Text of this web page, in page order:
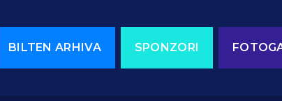
BILTEN ARHIVA SPONZORI